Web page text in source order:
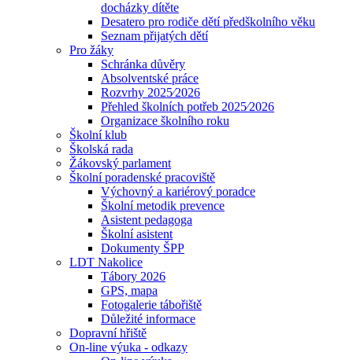
docházky dítěte
Desatero pro rodiče dětí předškolního věku
Seznam přijatých dětí
Pro žáky
Schránka důvěry
Absolventské práce
Rozvrhy 2025⁄2026
Přehled školních potřeb 2025⁄2026
Organizace školního roku
Školní klub
Školská rada
Žákovský parlament
Školní poradenské pracoviště
Výchovný a kariérový poradce
Školní metodik prevence
Asistent pedagoga
Školní asistent
Dokumenty ŠPP
LDT Nakolice
Tábory 2026
GPS, mapa
Fotogalerie tábořiště
Důležité informace
Dopravní hřiště
On-line výuka - odkazy